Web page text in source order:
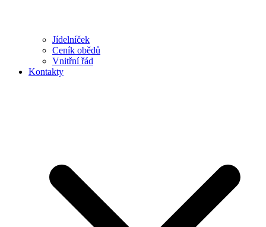
Jídelníček
Ceník obědů
Vnitřní řád
Kontakty